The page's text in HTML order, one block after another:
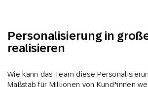
Personalisierung in
realisieren
Wie kann das Team diese
Maßstab für Millionen von Kund*innen